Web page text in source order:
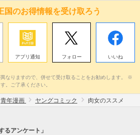
国のお得情報を受け取ろう
アプリ通知 フォロー いいね
なりますので、併せて受け取ることをお勧めします。 ※
。ご了承ください。
青年漫画 ヤングコミック 肉女のススメ
るアンケート」